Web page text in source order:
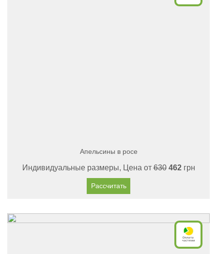
Апельсины в росе
Индивидуальные размеры, Цена от630 462грн
Рассчитать